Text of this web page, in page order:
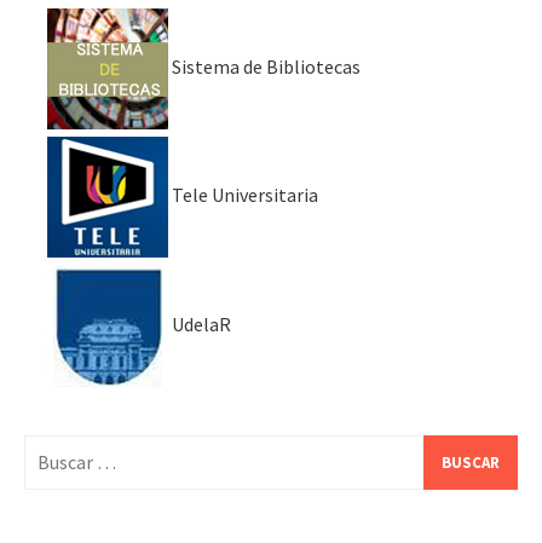
Sistema de Bibliotecas
Tele Universitaria
UdelaR